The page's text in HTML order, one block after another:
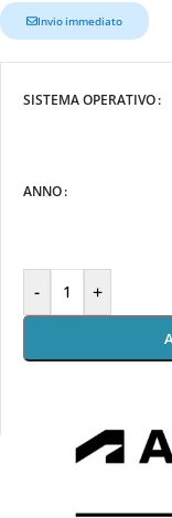
Invio immediato
SISTEMA OPERATIVO
ANNO
- +